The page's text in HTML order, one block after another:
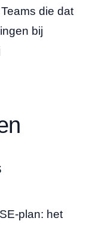
die dat
bij
plan: het